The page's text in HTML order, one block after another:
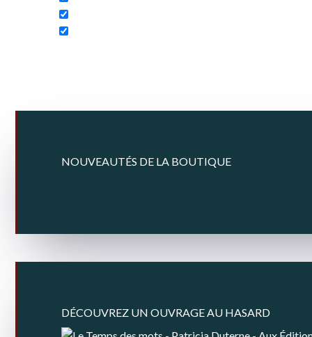
NOUVEAUTÉS DE LA BOUTIQUE
DÉCOUVREZ UN OUVRAGE AU HASARD